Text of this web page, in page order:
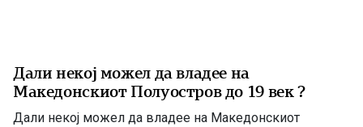
Дали некој можел да владее на
Македонскиот Полуостров до 19 век ?
Дали некој можел да владее на Македонскиот